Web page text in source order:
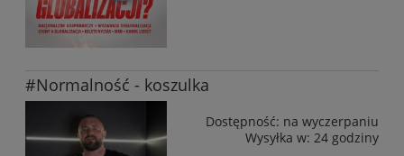
#Normalność - koszulka
Dostępność: na wyczerpaniu
Wysyłka w: 24 godziny